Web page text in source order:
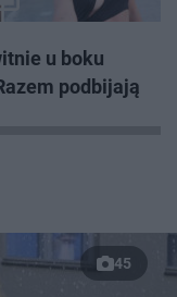
u boku
podbijają
45